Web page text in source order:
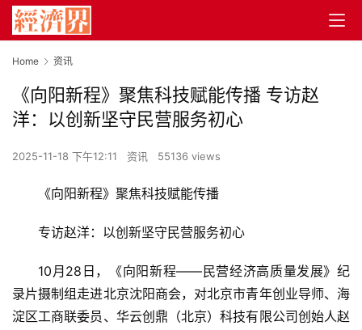
Home 资讯
《向阳新程》聚焦科技赋能传播 专访赵
洋：以创新坚守民营服务初心
2025-11-18 下午12:11 资讯 55136 views
《向阳新程》聚焦科技赋能传播
专访赵洋：以创新坚守民营服务初心
10月28日，《向阳新程——民营经济高质量发展》纪
录片摄制组走进北京沈阳商会，对北京市青年创业导师、海
淀区工商联委员、华云创鼎（北京）科技有限公司创始人赵